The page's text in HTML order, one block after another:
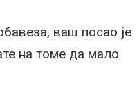
ваш посао је
на томе да мало